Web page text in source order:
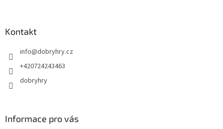
Kontakt
info@dobryhry.cz
+420724243463
dobryhry
Informace pro vás